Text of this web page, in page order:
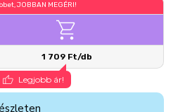
JOBBAN MEGÉRI!
1 709 Ft/db
Legjobb ár!